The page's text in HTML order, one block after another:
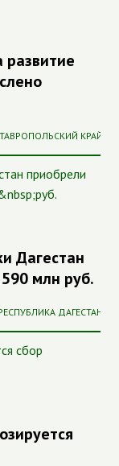
КРАЙ
Дагестан
млн руб.
ДАГЕСТАН